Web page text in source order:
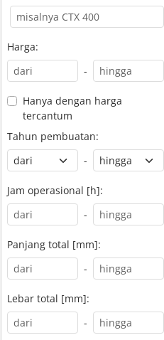
Harga:
-
Hanya dengan harga
tercantum
Tahun pembuatan:
-
Jam operasional [h]:
-
Panjang total [mm]:
-
Lebar total [mm]:
-